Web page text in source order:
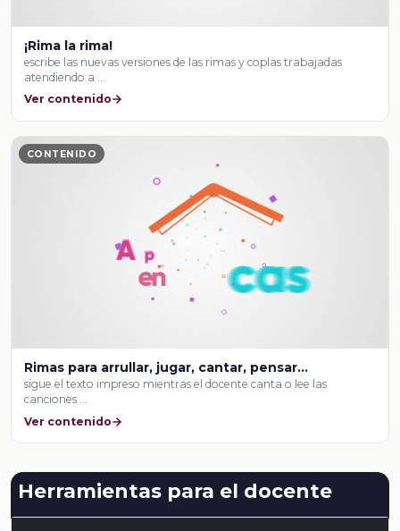
¡Rima la rima!
escribe las nuevas versiones de las rimas y coplas trabajadas
atendiendo a …
Ver contenido
CONTENIDO
Rimas para arrullar, jugar, cantar, pensar…
sigue el texto impreso mientras el docente canta o lee las
canciones …
Ver contenido
Herramientas para el docente